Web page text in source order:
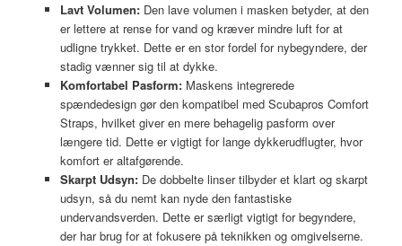
Lavt Volumen:Den lave volumen i masken betyder, at den
er lettere at rense for vand og kræver mindre luft for at
udligne trykket. Dette er en stor fordel for nybegyndere, der
stadig vænner sig til at dykke.
Komfortabel Pasform:Maskens integrerede
spændedesign gør den kompatibel med Scubapros Comfort
Straps, hvilket giver en mere behagelig pasform over
længere tid. Dette er vigtigt for lange dykkerudflugter, hvor
komfort er altafgørende.
Skarpt Udsyn:De dobbelte linser tilbyder et klart og skarpt
udsyn, så du nemt kan nyde den fantastiske
undervandsverden. Dette er særligt vigtigt for begyndere,
der har brug for at fokusere på teknikken og omgivelserne.